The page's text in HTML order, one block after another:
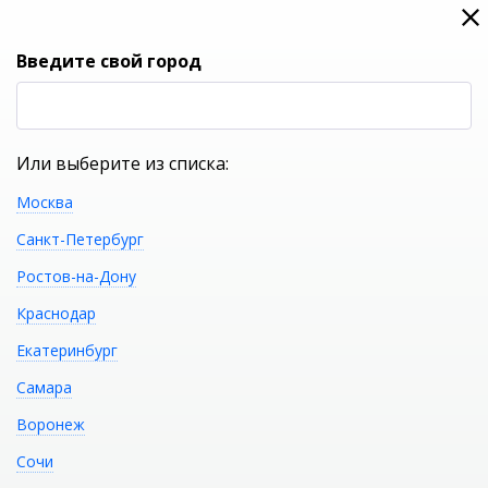
0
Каркас с ножками
RELISAN ARIADNA
Введите свой город
Или выберите из списка:
Москва
Санкт-Петербург
Ростов-на-Дону
Краснодар
Екатеринбург
Самара
Воронеж
Сочи